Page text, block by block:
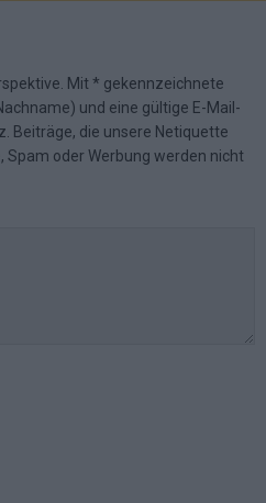
Mit * gekennzeichnete
und eine gültige E-Mail-
Beiträge, die unsere Netiquette
Spam oder Werbung werden nicht